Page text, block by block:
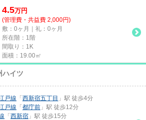
4.5万円
(管理費・共益費 2,000円)
敷：0ヶ月｜礼：0ヶ月
所在階：1階
間取り：1K
面積：19.00㎡
ハイツ
戸線 「 西新宿五丁目 」駅 徒歩4分
戸線 「 都庁前 」駅 徒歩12分
「 西新宿 」駅 徒歩15分